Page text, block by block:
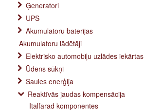
Ģeneratori
UPS
Akumulatoru baterijas
Akumulatoru lādētāji
Elektrisko automobiļu uzlādes iekārtas
Ūdens sūkņi
Saules enerģija
Reaktīvās jaudas kompensācija
Italfarad komponentes